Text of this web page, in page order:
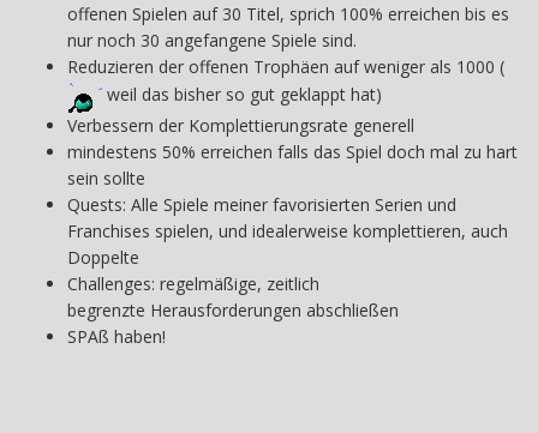
offenen Spielen auf 30 Titel, sprich 100% erreichen bis es
nur noch 30 angefangene Spiele sind.
Reduzieren der offenen Trophäen auf weniger als 1000 (
weil das bisher so gut geklappt hat)
Verbessern der Komplettierungsrate generell
mindestens 50% erreichen falls das Spiel doch mal zu hart
sein sollte
Quests: Alle Spiele meiner favorisierten Serien und
Franchises spielen, und idealerweise komplettieren, auch
Doppelte
Challenges: regelmäßige, zeitlich
begrenzte Herausforderungen abschließen
SPAß haben!